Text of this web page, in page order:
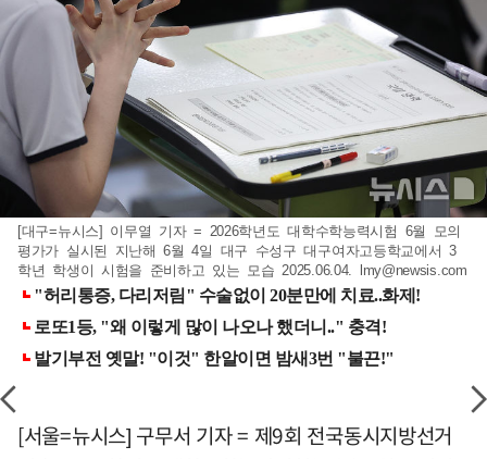
[대구=뉴시스] 이무열 기자 = 2026학년도 대학수학능력시험 6월 모의
평가가 실시된 지난해 6월 4일 대구 수성구 대구여자고등학교에서 3
학년 학생이 시험을 준비하고 있는 모습 2025.06.04.
lmy@newsis.com
[서울=뉴시스] 구무서 기자 = 제9회 전국동시지방선거